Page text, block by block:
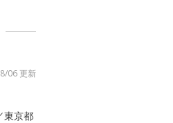
06 更新
東京都